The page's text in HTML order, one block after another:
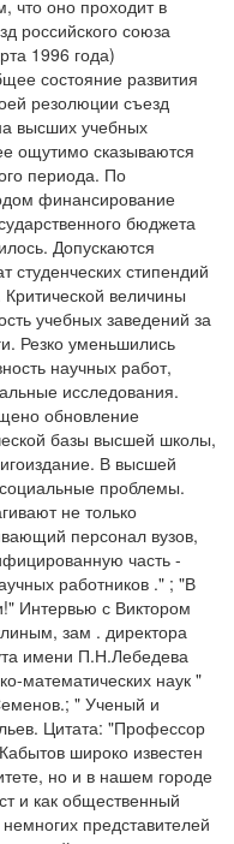
что оно проходит в
российского союза
1996 года)
состояние развития
резолюции съезд
высших учебных
ощутимо сказываются
периода. По
финансирование
бюджета
Допускаются
студенческих стипендий
величины
учебных заведений за
Резко уменьшились
научных работ,
исследования.
обновление
базы высшей школы,
В высшей
проблемы.
не только
персонал вузов,
часть -
работников ." ; "В
Интервью с Виктором
зам . директора
имени П.Н.Лебедева
математических наук "
" Ученый и
Цитата: "Профессор
широко известен
но и в нашем городе
и как общественный
представителей